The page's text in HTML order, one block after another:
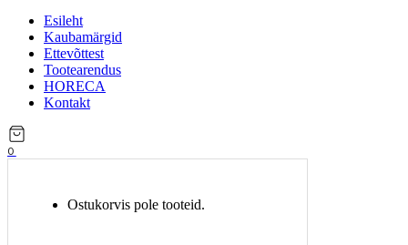
Esileht
Kaubamärgid
Ettevõttest
Tootearendus
HORECA
Kontakt
0
Ostukorvis pole tooteid.